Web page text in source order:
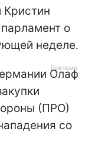
о
неделе.
Олаф
(ПРО)
со